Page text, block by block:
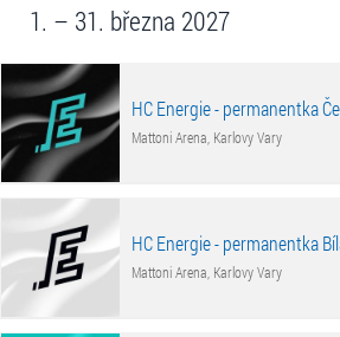
1. – 31. března 2027
HC Energie - permanentka
Mattoni Arena, Karlovy Vary
HC Energie - permanentka
Mattoni Arena, Karlovy Vary